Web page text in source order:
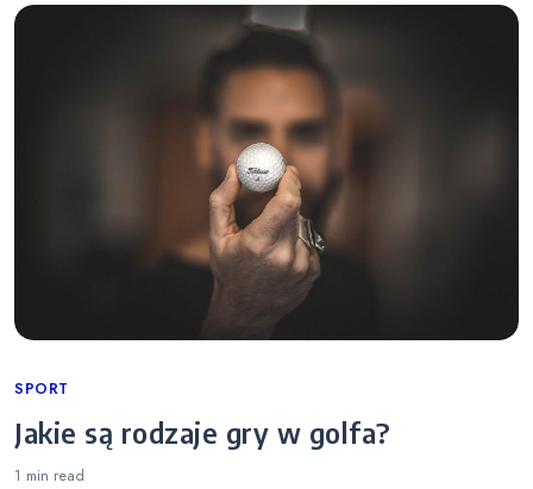
Categories
SPORT
Jakie są rodzaje gry w golfa?
1 min read